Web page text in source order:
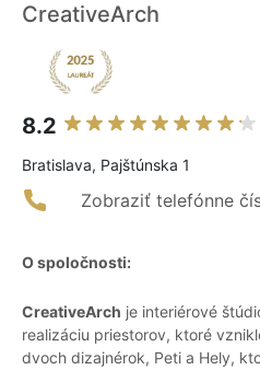
CreativeArch
8.2
Bratislava, Pajštúnska 1
Zobraziť telefónne
O spoločnosti:
CreativeArch je interiérové
realizáciu priestorov, ktoré
dvoch dizajnérok, Peti a Hely,